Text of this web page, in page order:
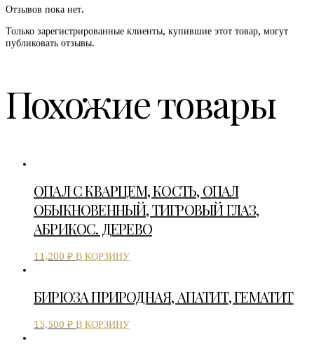
Отзывов пока нет.
Только зарегистрированные клиенты, купившие этот товар, могут
публиковать отзывы.
Похожие товары
ОПАЛ С КВАРЦЕМ, КОСТЬ, ОПАЛ
ОБЫКНОВЕННЫЙ, ТИГРОВЫЙ ГЛАЗ,
АБРИКОС. ДЕРЕВО
11,200 ₽ В КОРЗИНУ
БИРЮЗА ПРИРОДНАЯ, АПАТИТ, ГЕМАТИТ
15,500 ₽ В КОРЗИНУ